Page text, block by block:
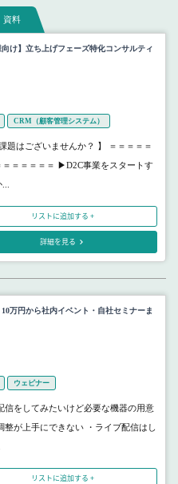
資料
向け】立ち上げフェーズ特化コンサルティ
CRM（顧客管理システム）
題はございませんか？ 】 ＝＝＝＝＝
＝＝＝＝＝＝ ▶D2C事業をスタートす
リストに追加する +
詳細を見る
10万円から社内イベント・自社セミナーま
ウェビナー
信をしてみたいけど必要な機器の用意
整が上手にできない ・ライブ配信はし
リストに追加する +